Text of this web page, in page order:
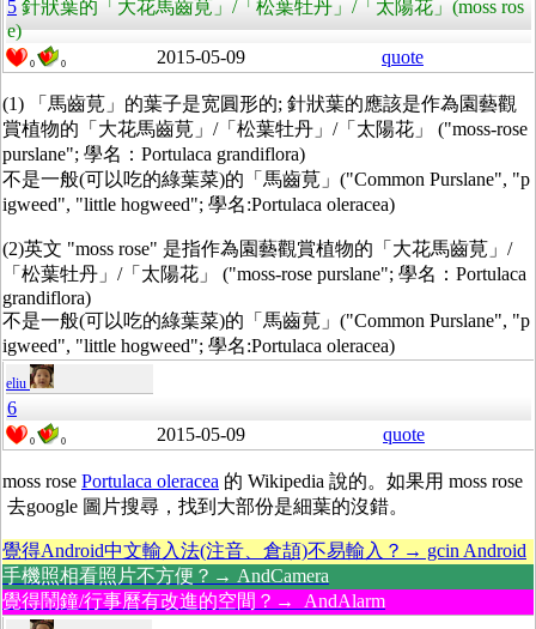
5 針狀葉的「大花馬齒莧」/「松葉牡丹」/「太陽花」(moss ros
e)
0 0 2015-05-09 quote
(1) 「馬齒莧」的葉子是宽圓形的; 針狀葉的應該是作為園藝觀
賞植物的「大花馬齒莧」/「松葉牡丹」/「太陽花」 ("moss-rose
purslane"; 學名：Portulaca grandiflora)
不是一般(可以吃的綠葉菜)的「馬齒莧」("Common Purslane", "p
igweed", "little hogweed"; 學名:Portulaca oleracea)
(2)英文 "moss rose" 是指作為園藝觀賞植物的「大花馬齒莧」/
「松葉牡丹」/「太陽花」 ("moss-rose purslane"; 學名：Portulaca
grandiflora)
不是一般(可以吃的綠葉菜)的「馬齒莧」("Common Purslane", "p
igweed", "little hogweed"; 學名:Portulaca oleracea)
eliu
6
0 0 2015-05-09 quote
moss rose Portulaca oleracea 的 Wikipedia 說的。如果用 moss rose
去google 圖片搜尋，找到大部份是細葉的沒錯。
覺得Android中文輸入法(注音、倉頡)不易輸入？→ gcin Android
手機照相看照片不方便？→ AndCamera
覺得鬧鐘/行事曆有改進的空間？→ AndAlarm